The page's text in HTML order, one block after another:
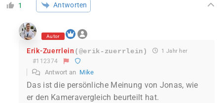
1 Antworten
Autor
Erik-Zuerrlein (@erik-zuerrlein) 1 Jahr her
#112374
Antwort an Mike
Das ist die persönliche Meinung von Jonas, wie
er den Kameravergleich beurteilt hat.